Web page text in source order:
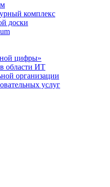
комплекс
доски
цифры»
области ИТ
организации
услуг